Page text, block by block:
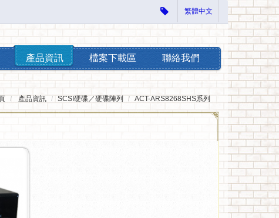
繁體中文
產品資訊 檔案下載區 聯絡我們
產品資訊 SCSI硬碟／硬碟陣列 ACT-ARS8268SHS系列